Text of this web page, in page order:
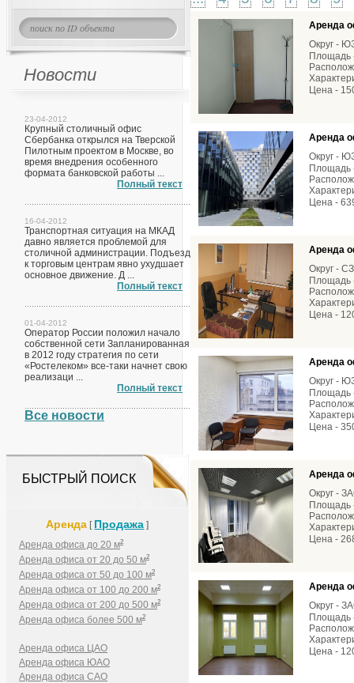
Новости
23-04-2012
Крупный столичный офис
Сбербанка открылся на Тверской
Пилотным проектом в Москве, во
время внедрения особенного
формата банковской работы ...
Полный текст
16-04-2012
Транспортная ситуация на МКАД
давно является проблемой для
столичной администрации. Подъезд
к торговым центрам явно ухудшает
основное движение. Д ...
Полный текст
01-04-2012
Оператор России положил начало
собственной сети Запланированная
в 2012 году стратегия по сети
«Ростелеком» все-таки начнет свою
реализаци ...
Полный текст
Все новости
БЫСТРЫЙ ПОИСК
Аренда [ Продажа ]
Аренда офиса до 20 м2
Аренда офиса от 20 до 50 м2
Аренда офиса от 50 до 100 м2
Аренда офиса от 100 до 200 м2
Аренда офиса от 200 до 500 м2
Аренда офиса более 500 м2
Аренда офиса ЦАО
Аренда офиса ЮАО
Аренда офиса САО
Аренда
Округ -
Площадь
Цена -
Аренда
Округ -
Площадь
Цена -
Аренда
Округ -
Площадь
Цена -
Аренда
Округ -
Площадь
Цена -
Аренда
Округ -
Площадь
Цена -
Аренда
Округ -
Площадь
Цена -